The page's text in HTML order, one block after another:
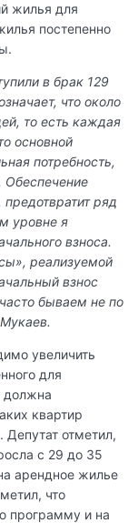
жилья для
постепенно
в брак 129
что около
то есть каждая
основной
потребность,
Обеспечение
ряд
уровне я
взноса.
реализуемой
взнос
бываем не по
увеличить
для
должна
квартир
отметил,
с 29 до 35
арендное жилье
что
программу и на